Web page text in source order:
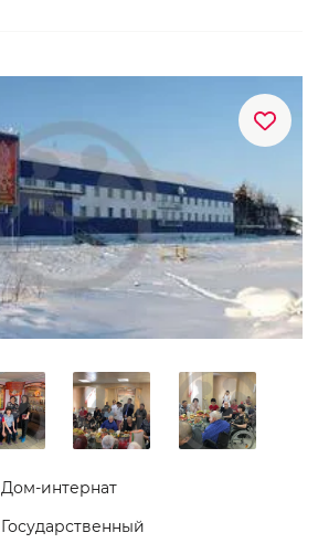
Дом-интернат
Государственный